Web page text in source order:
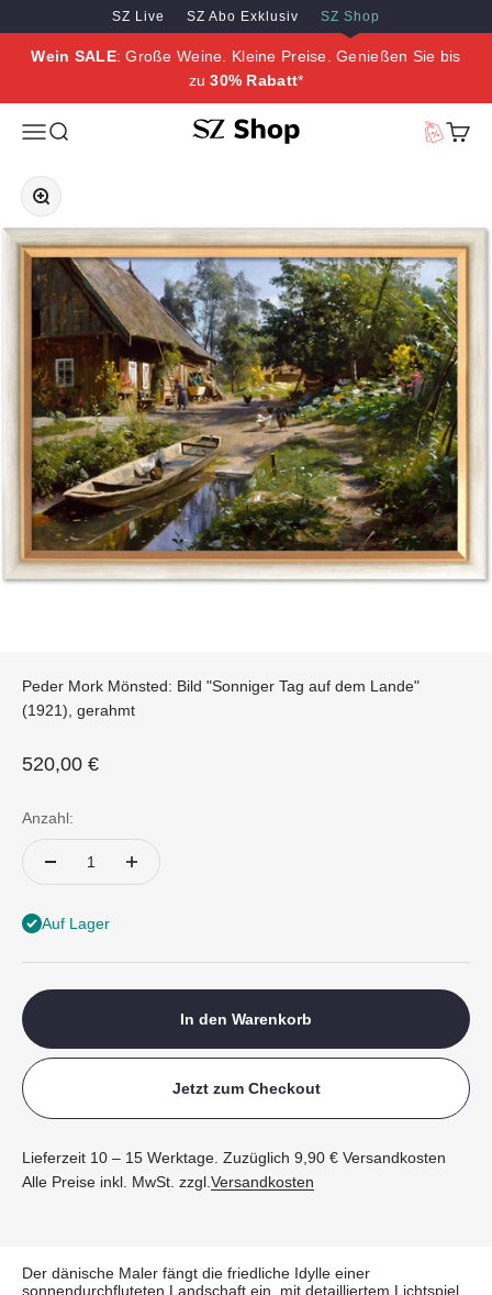
Zum Inhalt springen
Zum Hauptinhalt springen
SZ Live SZ Abo Exklusiv SZ Shop
Wein SALE: Große Weine. Kleine Preise. Genießen Sie bis
zu30% Rabatt*
MenüSuche SZ Erleben
Bild vergrößern
Peder Mork Mönsted: Bild "Sonniger Tag auf dem Lande"
(1921), gerahmt
Angebot
520,00 €
Anzahl:
Auf Lager
In den Warenkorb
Jetzt zum Checkout
Lieferzeit 10 – 15 Werktage. Zuzüglich 9,90 € Versandkosten
Alle Preise inkl. MwSt. zzgl.Versandkosten
Der dänische Maler fängt die friedliche Idylle einer
sonnendurchfluteten Landschaft ein, mit detailliertem Lichtspiel